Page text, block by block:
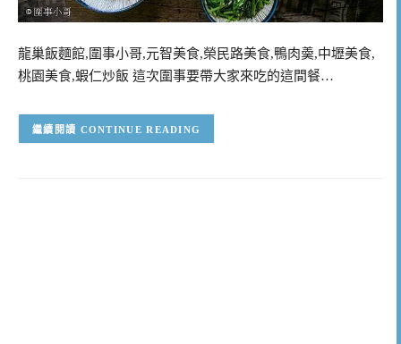
龍巢飯麵館,圍事小哥,元智美食,榮民路美食,鴨肉羮,中壢美食,
桃園美食,蝦仁炒飯 這次圍事要帶大家來吃的這間餐…
CONTINUE READING